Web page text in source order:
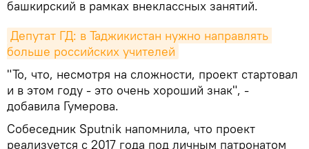
башкирский в рамках внеклассных занятий.
Депутат ГД: в Таджикистан нужно направлять
больше российских учителей
"То, что, несмотря на сложности, проект стартовал
и в этом году - это очень хороший знак", -
добавила Гумерова.
Собеседник Sputnik напомнила, что проект
реализуется с 2017 года под личным патронатом